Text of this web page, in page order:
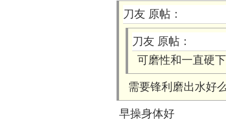
刀友 原帖：
刀友 原帖：
可磨性和一直硬
需要锋利磨出水好
早操身体好